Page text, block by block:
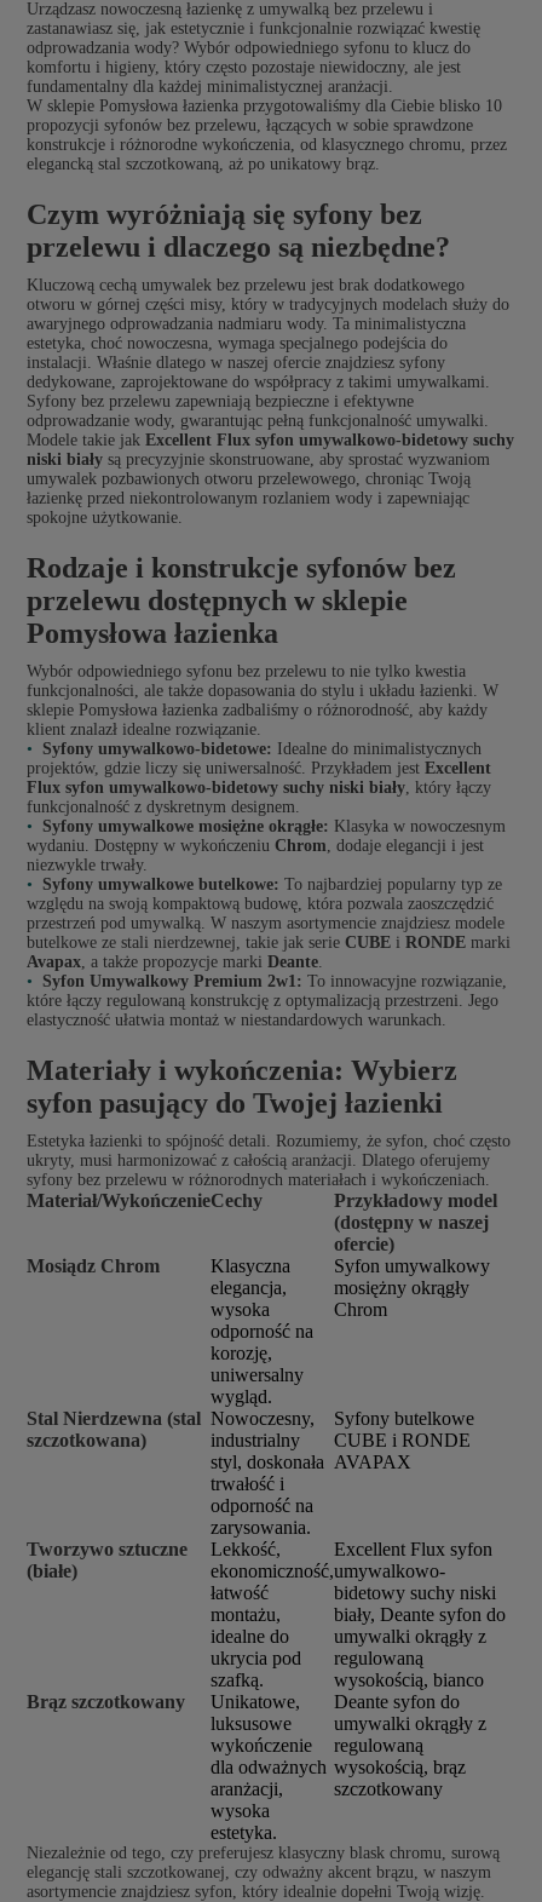
Urządzasz nowoczesną łazienkę z umywalką bez przelewu i
zastanawiasz się, jak estetycznie i funkcjonalnie rozwiązać kwestię
odprowadzania wody? Wybór odpowiedniego syfonu to klucz do
komfortu i higieny, który często pozostaje niewidoczny, ale jest
fundamentalny dla każdej minimalistycznej aranżacji.
W sklepie Pomysłowa łazienka przygotowaliśmy dla Ciebie blisko 10
propozycji syfonów bez przelewu, łączących w sobie sprawdzone
konstrukcje i różnorodne wykończenia, od klasycznego chromu, przez
elegancką stal szczotkowaną, aż po unikatowy brąz.
Czym wyróżniają się syfony bez
przelewu i dlaczego są niezbędne?
Kluczową cechą umywalek bez przelewu jest brak dodatkowego
otworu w górnej części misy, który w tradycyjnych modelach służy do
awaryjnego odprowadzania nadmiaru wody. Ta minimalistyczna
estetyka, choć nowoczesna, wymaga specjalnego podejścia do
instalacji. Właśnie dlatego w naszej ofercie znajdziesz syfony
dedykowane, zaprojektowane do współpracy z takimi umywalkami.
Syfony bez przelewu zapewniają bezpieczne i efektywne
odprowadzanie wody, gwarantując pełną funkcjonalność umywalki.
Modele takie jakExcellent Flux syfon umywalkowo-bidetowy suchy
niski biały są precyzyjnie skonstruowane, aby sprostać wyzwaniom
umywalek pozbawionych otworu przelewowego, chroniąc Twoją
łazienkę przed niekontrolowanym rozlaniem wody i zapewniając
spokojne użytkowanie.
Rodzaje i konstrukcje syfonów bez
przelewu dostępnych w sklepie
Pomysłowa łazienka
Wybór odpowiedniego syfonu bez przelewu to nie tylko kwestia
funkcjonalności, ale także dopasowania do stylu i układu łazienki. W
sklepie Pomysłowa łazienka zadbaliśmy o różnorodność, aby każdy
klient znalazł idealne rozwiązanie.
Syfony umywalkowo-bidetowe: Idealne do minimalistycznych
projektów, gdzie liczy się uniwersalność. Przykładem jestExcellent
Flux syfon umywalkowo-bidetowy suchy niski biały , który łączy
funkcjonalność z dyskretnym designem.
Syfony umywalkowe mosiężne okrągłe: Klasyka w nowoczesnym
wydaniu. Dostępny w wykończeniuChrom , dodaje elegancji i jest
niezwykle trwały.
Syfony umywalkowe butelkowe: To najbardziej popularny typ ze
względu na swoją kompaktową budowę, która pozwala zaoszczędzić
przestrzeń pod umywalką. W naszym asortymencie znajdziesz modele
butelkowe ze stali nierdzewnej, takie jak serieCUBE iRONDE marki
Avapax , a także propozycje markiDeante
Syfon Umywalkowy Premium 2w1: To innowacyjne rozwiązanie,
które łączy regulowaną konstrukcję z optymalizacją przestrzeni. Jego
elastyczność ułatwia montaż w niestandardowych warunkach.
Materiały i wykończenia: Wybierz
syfon pasujący do Twojej łazienki
Estetyka łazienki to spójność detali. Rozumiemy, że syfon, choć często
ukryty, musi harmonizować z całością aranżacji. Dlatego oferujemy
syfony bez przelewu w różnorodnych materiałach i wykończeniach.
Materiał/WykończenieCechy
Przykładowy model
(dostępny w naszej
ofercie)
Mosiądz Chrom
Klasyczna
elegancja,
wysoka
odporność na
korozję,
uniwersalny
wygląd.
Syfon umywalkowy
mosiężny okrągły
Chrom
Stal Nierdzewna (stal
szczotkowana)
Nowoczesny,
industrialny
styl, doskonała
trwałość i
odporność na
zarysowania.
Syfony butelkowe
CUBE i RONDE
AVAPAX
Tworzywo sztuczne
(białe)
Lekkość,
ekonomiczność,
łatwość
montażu,
idealne do
ukrycia pod
szafką.
Excellent Flux syfon
umywalkowo-
bidetowy suchy niski
biały, Deante syfon do
umywalki okrągły z
regulowaną
wysokością, bianco
Brąz szczotkowany
Unikatowe,
luksusowe
wykończenie
dla odważnych
aranżacji,
wysoka
estetyka.
Deante syfon do
umywalki okrągły z
regulowaną
wysokością, brąz
szczotkowany
Niezależnie od tego, czy preferujesz klasyczny blask chromu, surową
elegancję stali szczotkowanej, czy odważny akcent brązu, w naszym
asortymencie znajdziesz syfon, który idealnie dopełni Twoją wizję.